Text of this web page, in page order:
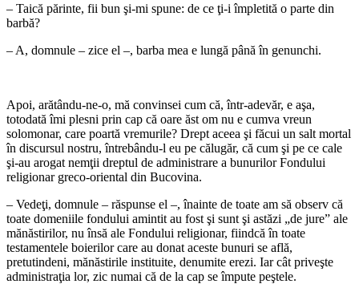
– Taică părinte, fii bun şi-mi spune: de ce ţi-i împletită o parte din
barbă?
– A, domnule – zice el –, barba mea e lungă până în genunchi.
Apoi, arătându-ne-o, mă convinsei cum că, într-adevăr, e aşa,
totodată îmi plesni prin cap că oare ăst om nu e cumva vreun
solomonar, care poartă vremurile? Drept aceea şi făcui un salt mortal
în discursul nostru, întrebându-l eu pe călugăr, că cum şi pe ce cale
şi-au arogat nemţii dreptul de administrare a bunurilor Fondului
religionar greco-oriental din Bucovina.
– Vedeţi, domnule – răspunse el –, înainte de toate am să observ că
toate domeniile fondului amintit au fost şi sunt şi astăzi „de jure” ale
mănăstirilor, nu însă ale Fondului religionar, fiindcă în toate
testamentele boierilor care au donat aceste bunuri se află,
pretutindeni, mănăstirile instituite, denumite erezi. Iar cât priveşte
administraţia lor, zic numai că de la cap se împute peştele.